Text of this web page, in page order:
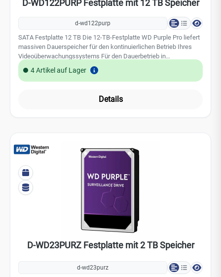
D-WD122PURP Festplatte mit 12 TB Speicher
d-wd122purp
SATA Festplatte 12 TB Die 12-TB-Festplatte WD Purple Pro liefert
massiven Dauer­speicher für den kontinuierlichen Betrieb Ihres
Videoüberwachungssystems Für den Dauerbetrieb in
Videoüberwachungssystemen entwickelt 3,5 Zoll 12 TB Aufgrund
des weltweit steigenden Speicherbedarfs, insbesondere durch
den Einsatz von KI-Technologien, kann es derzeit zu
4 Artikel auf Lager
Details
D-WD23PURZ Festplatte mit 2 TB Speicher
d-wd23purz